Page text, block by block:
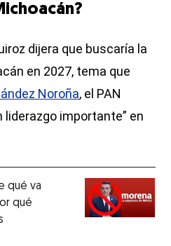
dijera que buscaría la
en 2027, tema que
Noroña, el PAN
liderazgo importante” en
qué va
qué